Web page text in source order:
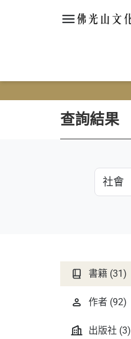
查詢結果
書籍 (31)
作者 (92)
出版社 (3)